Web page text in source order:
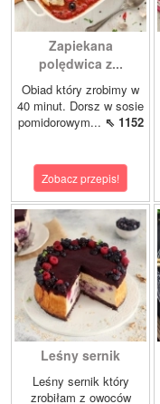
Zapiekana
polędwica z...
Obiad który zrobimy w
40 minut. Dorsz w sosie
pomidorowym... ⇖ 1152
Zobacz przepis!
Leśny sernik
Leśny sernik który
zrobiłam z owoców